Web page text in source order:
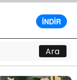
İNDİR0
Ara